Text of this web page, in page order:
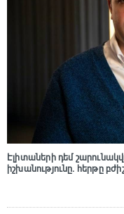
Էլիտաների դեմ
իշխանությունը. հերթը